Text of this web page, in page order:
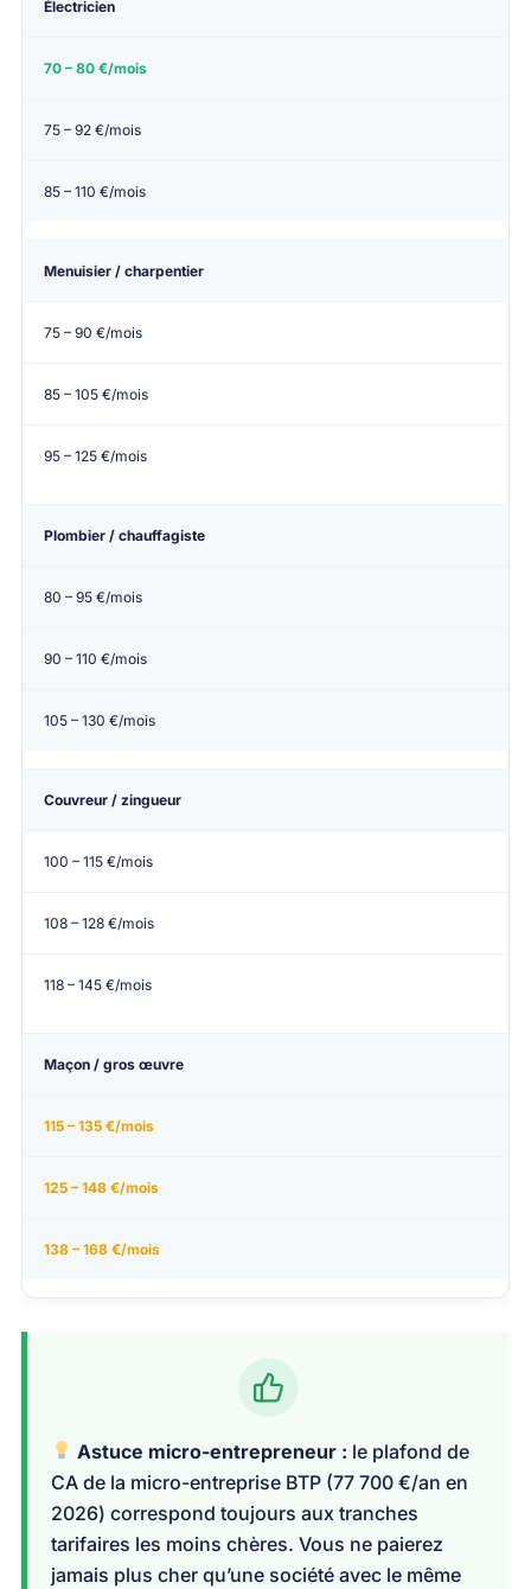
Électricien
70 – 80 €/mois
75 – 92 €/mois
85 – 110 €/mois
Menuisier / charpentier
75 – 90 €/mois
85 – 105 €/mois
95 – 125 €/mois
Plombier / chauffagiste
80 – 95 €/mois
90 – 110 €/mois
105 – 130 €/mois
Couvreur / zingueur
100 – 115 €/mois
108 – 128 €/mois
118 – 145 €/mois
Maçon / gros œuvre
115 – 135 €/mois
125 – 148 €/mois
138 – 168 €/mois
Astuce micro-entrepreneur : le plafond de
CA de la micro-entreprise BTP (77 700 €/an en
2026) correspond toujours aux tranches
tarifaires les moins chères. Vous ne paierez
jamais plus cher qu’une société avec le même